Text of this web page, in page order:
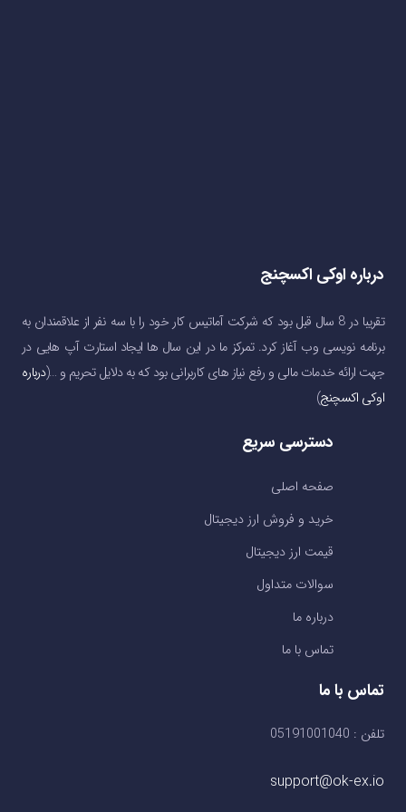
درباره اوکی اکسچنج
تقریبا در 8 سال قبل بود که شرکت آماتیس کار خود را با سه نفر از علاقمندان به
برنامه نویسی وب آغاز کرد. تمرکز ما در این سال ها ایجاد استارت آپ هایی در
جهت ارائه خدمات مالی و رفع نیاز های کاربرانی بود که به دلایل تحریم و …(درباره
اوکی اکسچنج)
دسترسی سریع
صفحه اصلی
خرید و فروش ارز دیجیتال
قیمت ارز دیجیتال
سوالات متداول
درباره ما
تماس با ما
تماس با ما
تلفن : 05191001040
support@ok-ex.io